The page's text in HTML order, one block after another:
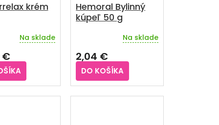
krém
Na sklade
€
Hemoral Bylinný
kúpeľ 50 g
produktu
je
4,0
z
5
Na sklade
2,04 €
DO KOŠÍKA